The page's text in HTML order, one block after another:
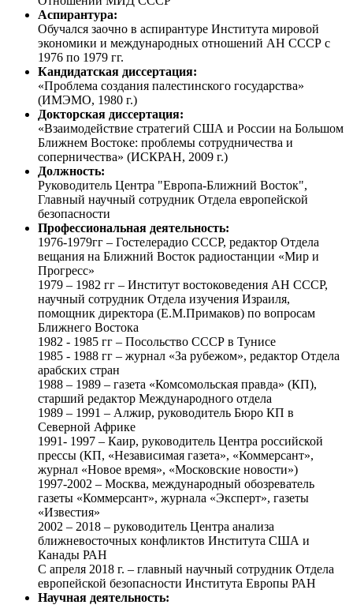
Аспирантура:
Обучался заочно в аспирантуре Института мировой
экономики и международных отношений АН СССР с
1976 по 1979 гг.
Кандидатская диссертация:
«Проблема создания палестинского государства»
(ИМЭМО, 1980 г.)
Докторская диссертация:
«Взаимодействие стратегий США и России на Большом
Ближнем Востоке: проблемы сотрудничества и
соперничества» (ИСКРАН, 2009 г.)
Должность:
Руководитель Центра "Европа-Ближний Восток",
Главный научный сотрудник Отдела европейской
безопасности
Профессиональная деятельность:
1976-1979гг – Гостелерадио СССР, редактор Отдела
вещания на Ближний Восток радиостанции «Мир и
Прогресс»
1979 – 1982 гг – Институт востоковедения АН СССР,
научный сотрудник Отдела изучения Израиля,
помощник директора (Е.М.Примаков) по вопросам
Ближнего Востока
1982 - 1985 гг – Посольство СССР в Тунисе
1985 - 1988 гг – журнал «За рубежом», редактор Отдела
арабских стран
1988 – 1989 – газета «Комсомольская правда» (КП),
старший редактор Международного отдела
1989 – 1991 – Алжир, руководитель Бюро КП в
Северной Африке
1991- 1997 – Каир, руководитель Центра российской
прессы (КП, «Независимая газета», «Коммерсант»,
журнал «Новое время», «Московские новости»)
1997-2002 – Москва, международный обозреватель
газеты «Коммерсант», журнала «Эксперт», газеты
«Известия»
2002 – 2018 – руководитель Центра анализа
ближневосточных конфликтов Института США и
Канады РАН
С апреля 2018 г. – главный научный сотрудник Отдела
европейской безопасности Института Европы РАН
Научная деятельность: